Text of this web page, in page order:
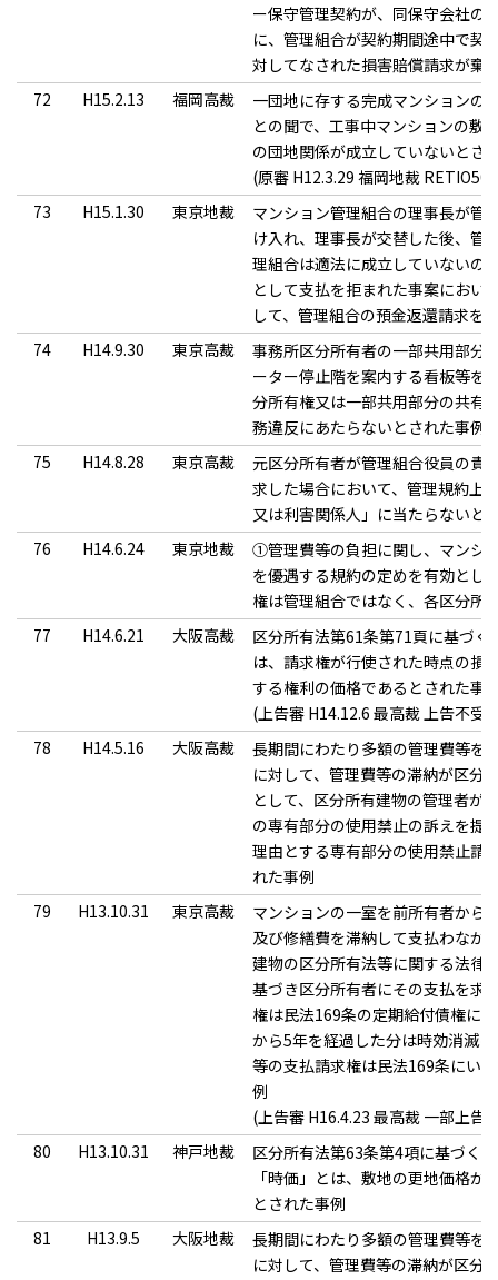
ー保守管理契約が、同保守会社の
に、管理組合が契約期間途中で契
対してなされた損害賠償請求が棄
72
H15.2.13 福岡高裁
一団地に存する完成マンションの
との聞で、工事中マンションの敷
の団地関係が成立していないとさ
(原審 H12.3.29 福岡地裁
73
H15.1.30 東京地裁
マンション管理組合の理事長が管
け入れ、理事長が交替した後、管
理組合は適法に成立していないの
として支払を拒まれた事案におい
して、管理組合の預金返還請求を
74
H14.9.30 東京高裁
事務所区分所有者の一部共用部分
ーター停止階を案内する看板等を
分所有権又は一部共用部分の共有
務違反にあたらないとされた事例
75
H14.8.28 東京高裁
元区分所有者が管理組合役員の責
求した場合において、管理規約上
又は利害関係人」に当たらないと
76
H14.6.24 東京地裁
①管理費等の負担に関し、マンシ
を優遇する規約の定めを有効と
権は管理組合ではなく、各区分所
77
H14.6.21 大阪高裁
区分所有法第61条第71頁に基づ
は、請求権が行使された時点の損
する権利の価格であるとされた事
(上告審 H14.12.6 最高裁 上告不受
78
H14.5.16 大阪高裁
長期間にわたり多額の管理費等を
に対して、管理費等の滞納が区分
として、区分所有建物の管理者が
の専有部分の使用禁止の訴えを提
理由とする専有部分の使用禁止請
れた事例
79
H13.10.31 東京高裁
マンションの一室を前所有者から
及び修繕費を滞納して支払わなか
建物の区分所有法等に関する法律
基づき区分所有者にその支払を求
権は民法169条の定期給付債権に
から5年を経過した分は時効消滅
等の支払請求権は民法169条にい
例
(上告審 H16.4.23 最高裁 一部上
80
H13.10.31 神戸地裁
区分所有法第63条第4項に基づく
「時価」とは、敷地の更地価格
とされた事例
81
H13.9.5 大阪地裁
長期間にわたり多額の管理費等を
に対して、管理費等の滞納が区分